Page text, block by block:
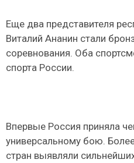
Еще два представителя
Виталий Ананин стали
соревнования. Оба
спорта России.
Впервые Россия приняла
универсальному бою.
стран выявляли